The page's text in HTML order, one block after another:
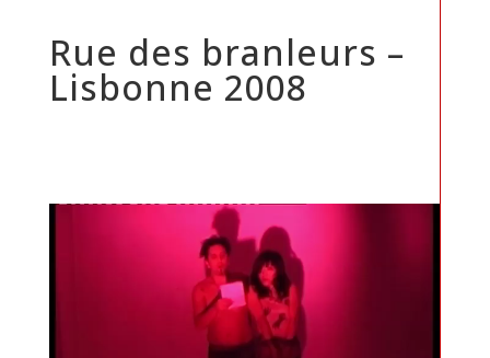
Rue des branleurs –
Lisbonne 2008